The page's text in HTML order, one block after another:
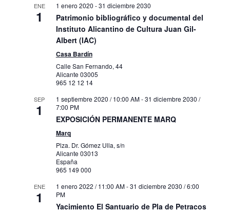
ENE
1
1 enero 2020 -31 diciembre 2030
Patrimonio bibliográfico y documental del
Instituto Alicantino de Cultura Juan Gil-
Albert (IAC)
Casa Bardín
Calle San Fernando, 44
Alicante 03005
965 12 12 14
SEP
1
1 septiembre 2020 / 10:00 AM-31 diciembre 2030 /
7:00 PM
EXPOSICIÓN PERMANENTE MARQ
Marq
Plza. Dr. Gómez Ulla, s/n
Alicante 03013
España
965 149 000
ENE
1
1 enero 2022 / 11:00 AM-31 diciembre 2030 / 6:00
PM
Yacimiento El Santuario de Pla de Petracos